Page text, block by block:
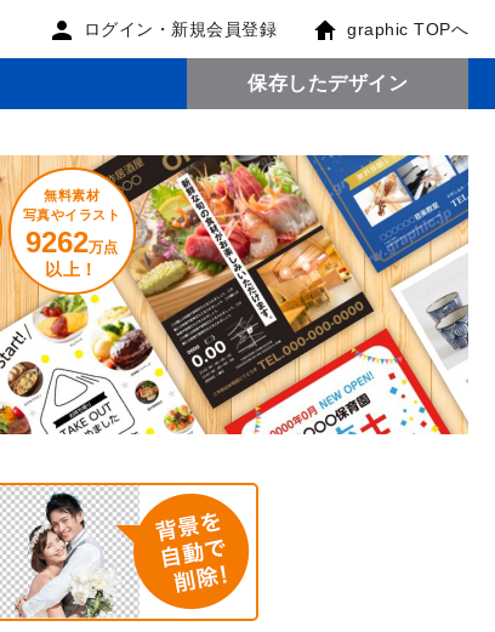
ログイン・新規会員登録 graphic TOPへ
保存したデザイン
無料素材
写真やイラスト
9262万点
以上！